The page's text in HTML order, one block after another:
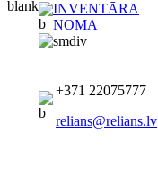
INVENTĀRA
NOMA
+371 22075777
relians@relians.lv